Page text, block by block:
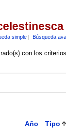
simple| Búsqueda
con los
Año Tipo